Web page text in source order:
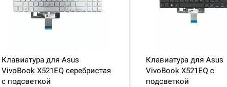
Клавиатура для Asus
VivoBook X521EQ серебристая
с подсветкой
Клавиатура для Asus
VivoBook X521EQ с
подсветкой